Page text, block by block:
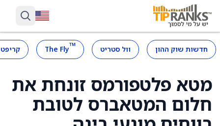
חדשות שוק ההון וול סטריט ™
The Fly
מטא פלטפורמס זונחת את
חלום המטאברס לטובת